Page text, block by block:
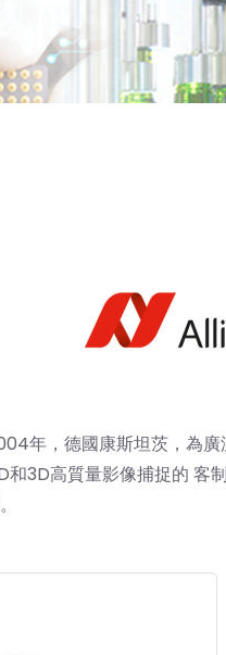
年，德國康斯坦茨，為廣
和3D高質量影像捕捉的 客